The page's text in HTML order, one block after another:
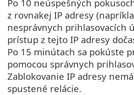
Po 10 neúspešných
z rovnakej IP adresy
nesprávnych prihlasovacích
prístup z tejto IP adresy
Po 15 minútach sa pokúste
pomocou správnych
Zablokovanie IP adresy
spustené relácie.